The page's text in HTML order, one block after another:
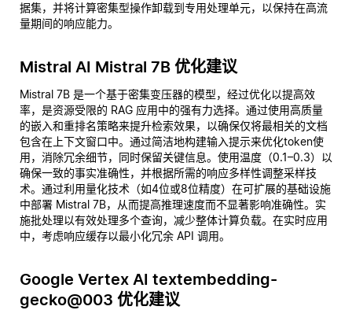
据集，并将计算密集型操作卸载到专用处理单元，以保持在高流
量期间的响应能力。
Mistral AI Mistral 7B 优化建议
Mistral 7B 是一个基于密集变压器的模型，经过优化以提高效
率，是资源受限的 RAG 应用中的强有力选择。通过使用高质量
的嵌入和重排名策略来提升检索效果，以确保仅将最相关的文档
包含在上下文窗口中。通过简洁地构建输入提示来优化token使
用，消除冗余细节，同时保留关键信息。使用温度（0.1–0.3）以
确保一致的事实准确性，并根据所需的响应多样性调整采样技
术。通过利用量化技术（如4位或8位精度）在可扩展的基础设施
中部署 Mistral 7B，从而提高推理速度而不显著影响准确性。实
施批处理以有效处理多个查询，减少整体计算负载。在实时应用
中，考虑响应缓存以最小化冗余 API 调用。
Google Vertex AI textembedding-
gecko@003 优化建议